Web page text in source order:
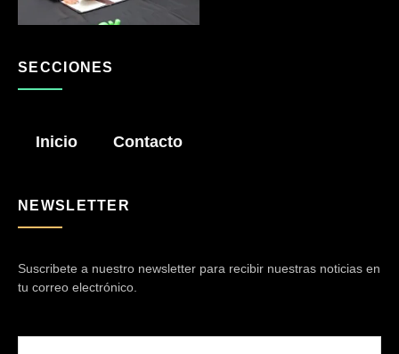
SECCIONES
Inicio Contacto
NEWSLETTER
Suscribete a nuestro newsletter para recibir nuestras noticias en
tu correo electrónico.